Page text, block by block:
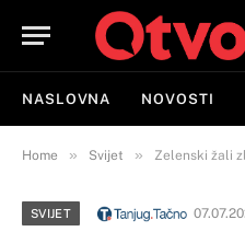
NASLOVNA NOVOSTI
Home » Svijet » Zelenski žali
SVIJET